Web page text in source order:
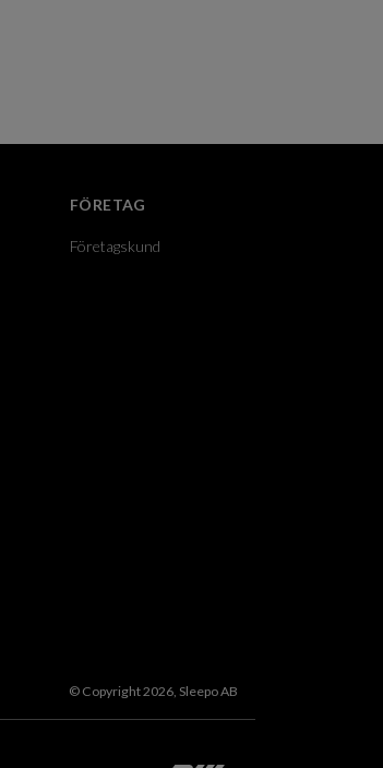
FÖRETAG
Företagskund
© Copyright 2026, Sleepo AB